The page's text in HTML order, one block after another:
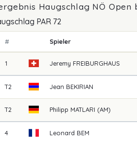
Haugschlag NÖ
PAR 72
# Spieler
1 Jeremy FREIBURGHAUS
T2 Jean BEKIRIAN
T2 Philipp MATLARI (AM)
4 Leonard BEM